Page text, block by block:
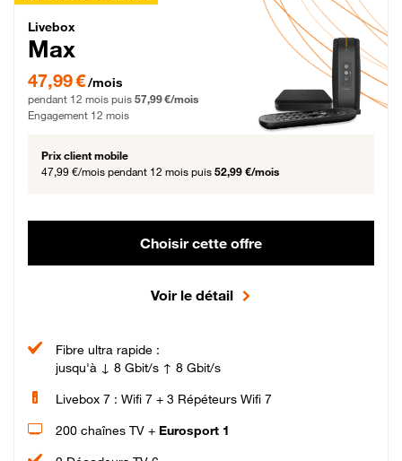
Livebox Max Fibre
Livebox
Max
47,99 € par mois pendant 12 mois puis 57,99 € par mois, Engagement 12 mois
47,99 €/mois
pendant 12 mois puis 57,99 €/mois
Engagement 12 mois
Prix client mobile
47,99 €/mois pendant 12 mois puis 52,99 €/mois
Choisir cette offre
Voir le détail
Fibre ultra rapide :
jusqu'à ↓ 8 Gbit/s ↑ 8 Gbit/s
Livebox 7 : Wifi 7 + 3 Répéteurs Wifi 7
200 chaînes TV + Eurosport 1